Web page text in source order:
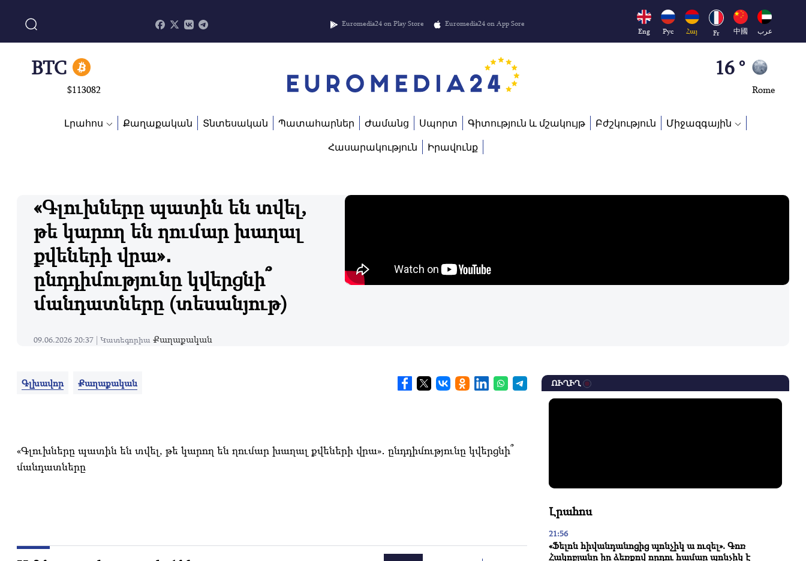
Euromedia24 on Play Store Euromedia24 on App Sore
Eng Рус Հայ Fr 中國 عرب BNB
$870.47
BTC
$113082
$
23 °
Brussels
16 °
Rome
Madrid
Լրահոս Քաղաքական Տնտեսական Պատահարներ Ժամանց Սպորտ Գիտություն և մշակույթ Բժշկություն
Միջազգային
Հասարակություն
Իրավունք
«Գլուխները պատին են տվել,
թե կարող են ղումար խաղալ
քվեների վրա»․
ընդդիմությունը կվերցնի՞
մանդատները (տեսանյութ)
09.06.2026 20:37 | Կատեգորիա Քաղաքական
Գլխավոր Քաղաքական
«Գլուխները պատին են տվել, թե կարող են ղումար խաղալ քվեների վրա»․ ընդդիմությունը կվերցնի՞
մանդատները
ՈՒՂԻՂ
Լրահոս
21:56
«Ֆելոն հիվանդանոցից պոնչիկ ա ուզել». Գոռ
Հակոբյանը իր ձեռքով որդու համար պոնչիկ է